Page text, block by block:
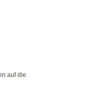
auf die